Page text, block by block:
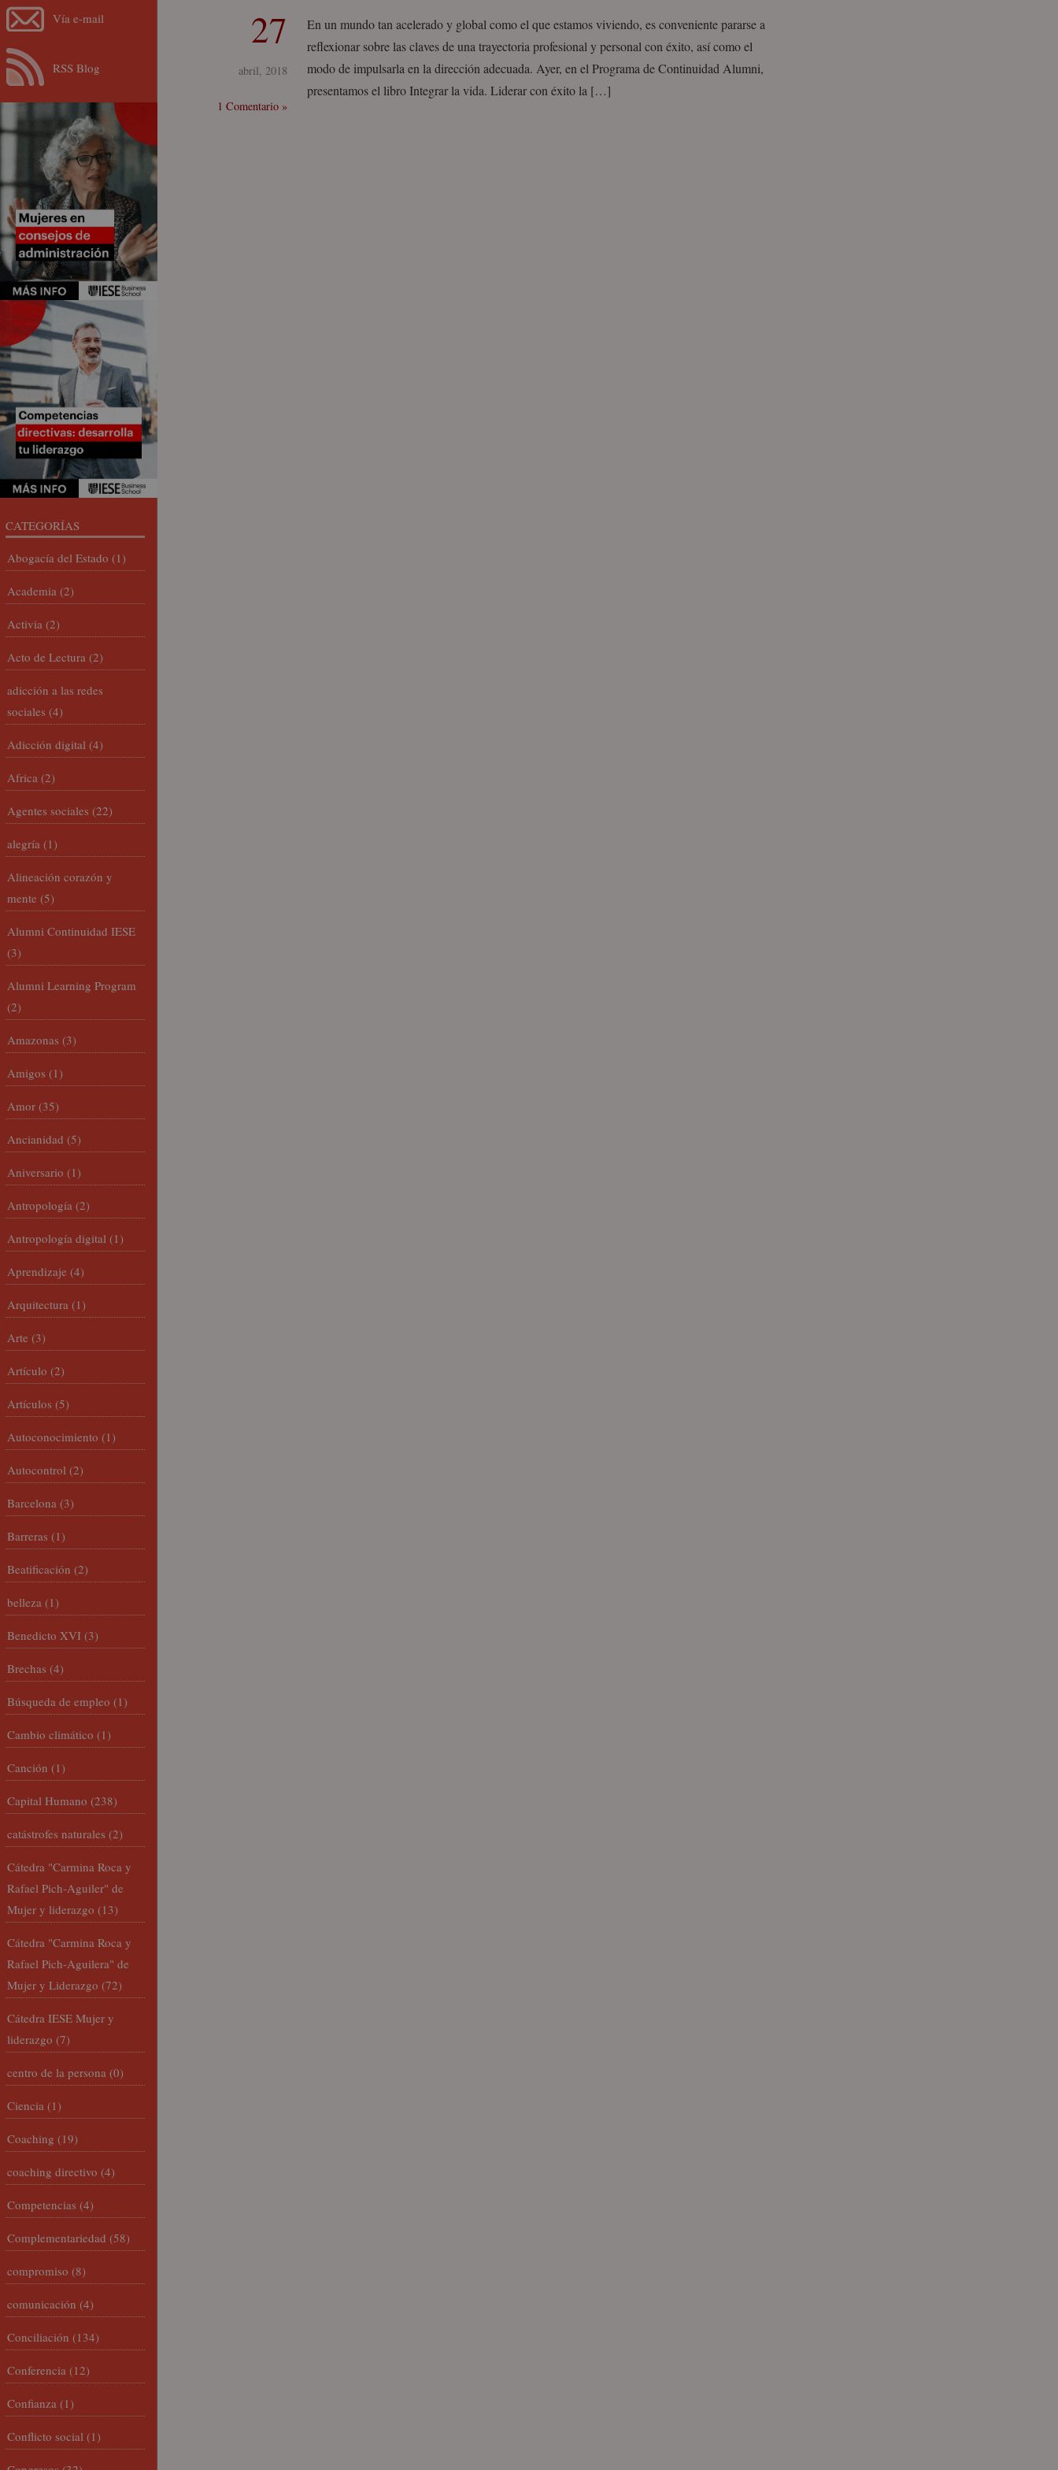
27
abril, 2018
1 Comentario »
En un mundo tan acelerado y global como el que estamos viviendo, es conveniente pararse a
reflexionar sobre las claves de una trayectoria profesional y personal con éxito, así como el
modo de impulsarla en la dirección adecuada. Ayer, en el Programa de Continuidad Alumni,
presentamos el libro Integrar la vida. Liderar con éxito la […]
Vía e-mail
RSS Blog
CATEGORÍAS
Abogacía del Estado (1)
Academia (2)
Activia (2)
Acto de Lectura (2)
adicción a las redes
sociales (4)
Adicción digital (4)
Africa (2)
Agentes sociales (22)
alegría (1)
Alineación corazón y
mente (5)
Alumni Continuidad IESE
(3)
Alumni Learning Program
(2)
Amazonas (3)
Amigos (1)
Amor (35)
Ancianidad (5)
Aniversario (1)
Antropología (2)
Antropología digital (1)
Aprendizaje (4)
Arquitectura (1)
Arte (3)
Artículo (2)
Artículos (5)
Autoconocimiento (1)
Autocontrol (2)
Barcelona (3)
Barreras (1)
Beatificación (2)
belleza (1)
Benedicto XVI (3)
Brechas (4)
Búsqueda de empleo (1)
Cambio climático (1)
Canción (1)
Capital Humano (238)
catástrofes naturales (2)
Cátedra "Carmina Roca y
Rafael Pich-Aguiler" de
Mujer y liderazgo (13)
Cátedra "Carmina Roca y
Rafael Pich-Aguilera" de
Mujer y Liderazgo (72)
Cátedra IESE Mujer y
liderazgo (7)
centro de la persona (0)
Ciencia (1)
Coaching (19)
coaching directivo (4)
Competencias (4)
Complementariedad (58)
compromiso (8)
comunicación (4)
Conciliación (134)
Conferencia (12)
Confianza (1)
Conflicto social (1)